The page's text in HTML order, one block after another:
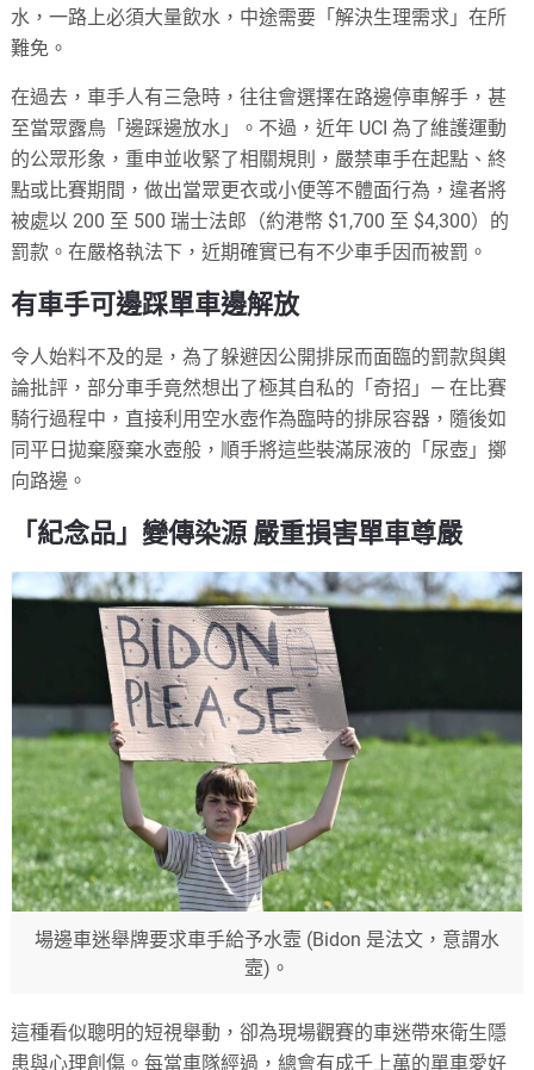
水，一路上必須大量飲水，中途需要「解決生理需求」在所
難免。
在過去，車手人有三急時，往往會選擇在路邊停車解手，甚
至當眾露鳥「邊踩邊放水」。不過，近年 UCI 為了維護運動
的公眾形象，重申並收緊了相關規則，嚴禁車手在起點、終
點或比賽期間，做出當眾更衣或小便等不體面行為，違者將
被處以 200 至 500 瑞士法郎（約港幣 $1,700 至 $4,300）的
罰款。在嚴格執法下，近期確實已有不少車手因而被罰。
有車手可邊踩單車邊解放
令人始料不及的是，為了躲避因公開排尿而面臨的罰款與輿
論批評，部分車手竟然想出了極其自私的「奇招」— 在比賽
騎行過程中，直接利用空水壺作為臨時的排尿容器，隨後如
同平日拋棄廢棄水壺般，順手將這些裝滿尿液的「尿壺」擲
向路邊。
「紀念品」變傳染源 嚴重損害單車尊嚴
場邊車迷舉牌要求車手給予水壼 (Bidon 是法文，意謂水
壼)。
這種看似聰明的短視舉動，卻為現場觀賽的車迷帶來衛生隱
患與心理創傷。每當車隊經過，總會有成千上萬的單車愛好